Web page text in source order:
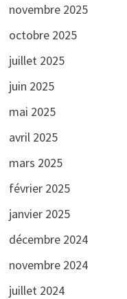
novembre 2025
octobre 2025
juillet 2025
juin 2025
mai 2025
avril 2025
mars 2025
février 2025
janvier 2025
décembre 2024
novembre 2024
juillet 2024